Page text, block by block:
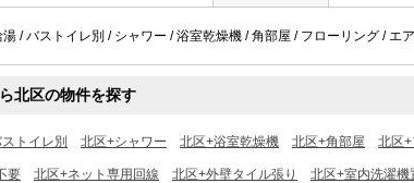
湯 / バストイレ別 / シャワー / 浴室乾燥機 / 角部屋 / フローリング /
北区の物件を探す
トイレ別 北区+シャワー 北区+浴室乾燥機 北区+角部屋 北区
要 北区+ネット専用回線 北区+外壁タイル張り 北区+室内洗濯機